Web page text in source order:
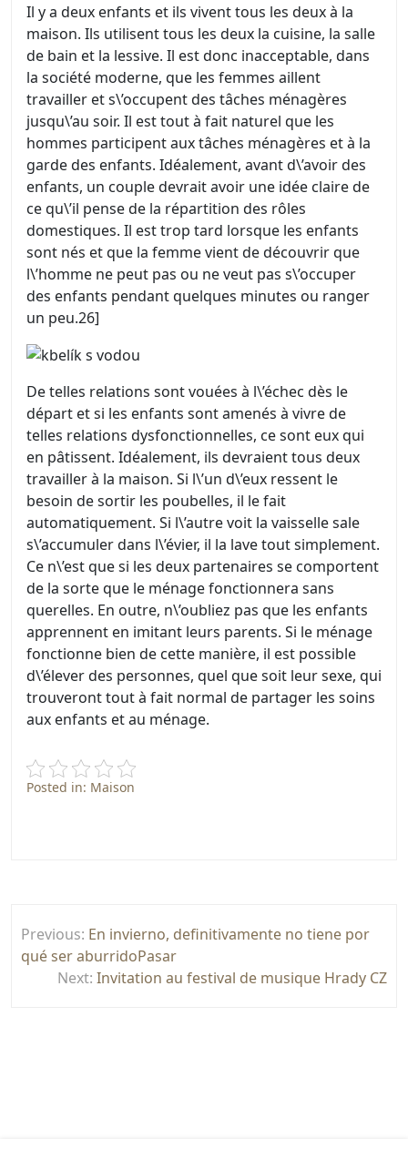
Il y a deux enfants et ils vivent tous les deux à la
maison. Ils utilisent tous les deux la cuisine, la salle
de bain et la lessive. Il est donc inacceptable, dans
la société moderne, que les femmes aillent
travailler et s\’occupent des tâches ménagères
jusqu\’au soir. Il est tout à fait naturel que les
hommes participent aux tâches ménagères et à la
garde des enfants. Idéalement, avant d\’avoir des
enfants, un couple devrait avoir une idée claire de
ce qu\’il pense de la répartition des rôles
domestiques. Il est trop tard lorsque les enfants
sont nés et que la femme vient de découvrir que
l\’homme ne peut pas ou ne veut pas s\’occuper
des enfants pendant quelques minutes ou ranger
un peu.26]
De telles relations sont vouées à l\’échec dès le
départ et si les enfants sont amenés à vivre de
telles relations dysfonctionnelles, ce sont eux qui
en pâtissent. Idéalement, ils devraient tous deux
travailler à la maison. Si l\’un d\’eux ressent le
besoin de sortir les poubelles, il le fait
automatiquement. Si l\’autre voit la vaisselle sale
s\’accumuler dans l\’évier, il la lave tout simplement.
Ce n\’est que si les deux partenaires se comportent
de la sorte que le ménage fonctionnera sans
querelles. En outre, n\’oubliez pas que les enfants
apprennent en imitant leurs parents. Si le ménage
fonctionne bien de cette manière, il est possible
d\’élever des personnes, quel que soit leur sexe, qui
trouveront tout à fait normal de partager les soins
aux enfants et au ménage.
Posted in: Maison
navigation
Previous: En invierno, definitivamente no tiene por
qué ser aburridoPasar
Next: Invitation au festival de musique Hrady CZ